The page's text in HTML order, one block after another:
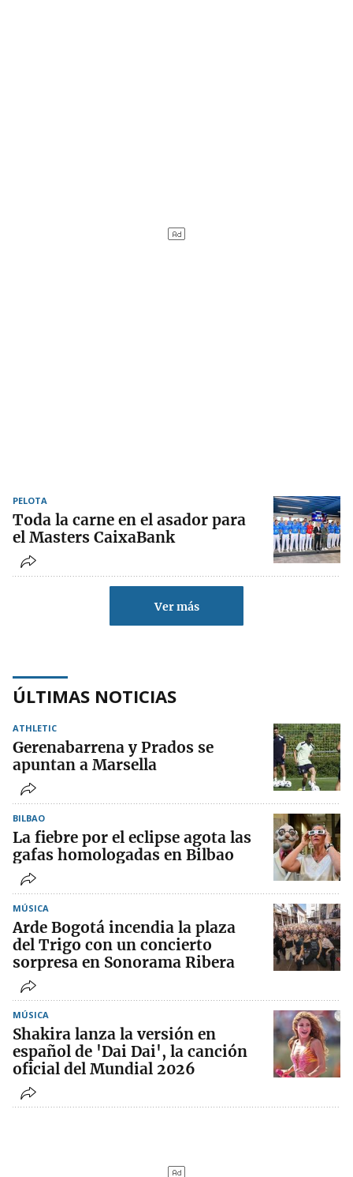
PELOTA
Toda la carne en el asador para
el Masters CaixaBank
Ver más
ÚLTIMAS NOTICIAS
ATHLETIC
Gerenabarrena y Prados se
apuntan a Marsella
BILBAO
La fiebre por el eclipse agota las
gafas homologadas en Bilbao
MÚSICA
Arde Bogotá incendia la plaza
del Trigo con un concierto
sorpresa en Sonorama Ribera
MÚSICA
Shakira lanza la versión en
español de 'Dai Dai', la canción
oficial del Mundial 2026